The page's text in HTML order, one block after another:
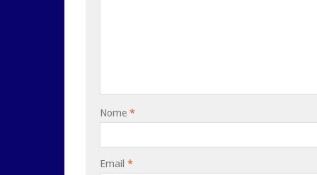
Nome *
Email *